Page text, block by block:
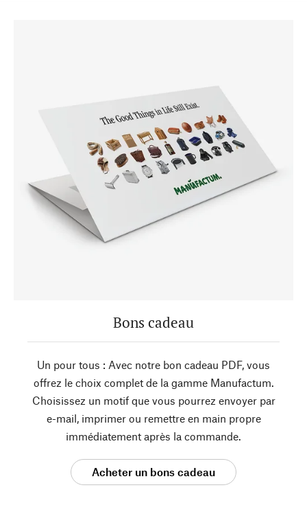
Bons cadeau
Un pour tous : Avec notre bon cadeau PDF, vous
offrez le choix complet de la gamme Manufactum.
Choisissez un motif que vous pourrez envoyer par
e-mail, imprimer ou remettre en main propre
immédiatement après la commande.
Acheter un bons cadeau